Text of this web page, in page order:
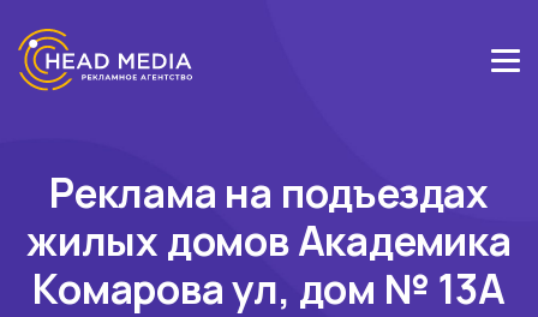
Реклама на подъездах
жилых домов Академика
Комарова ул, дом № 13А